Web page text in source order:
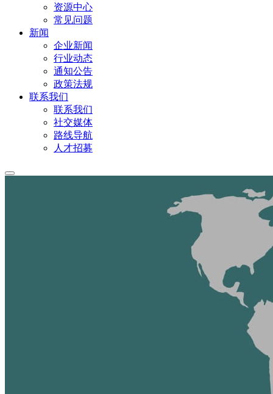
资源中心
常见问题
新闻
企业新闻
行业动态
通知公告
政策法规
联系我们
联系我们
社交媒体
路线导航
人才招募